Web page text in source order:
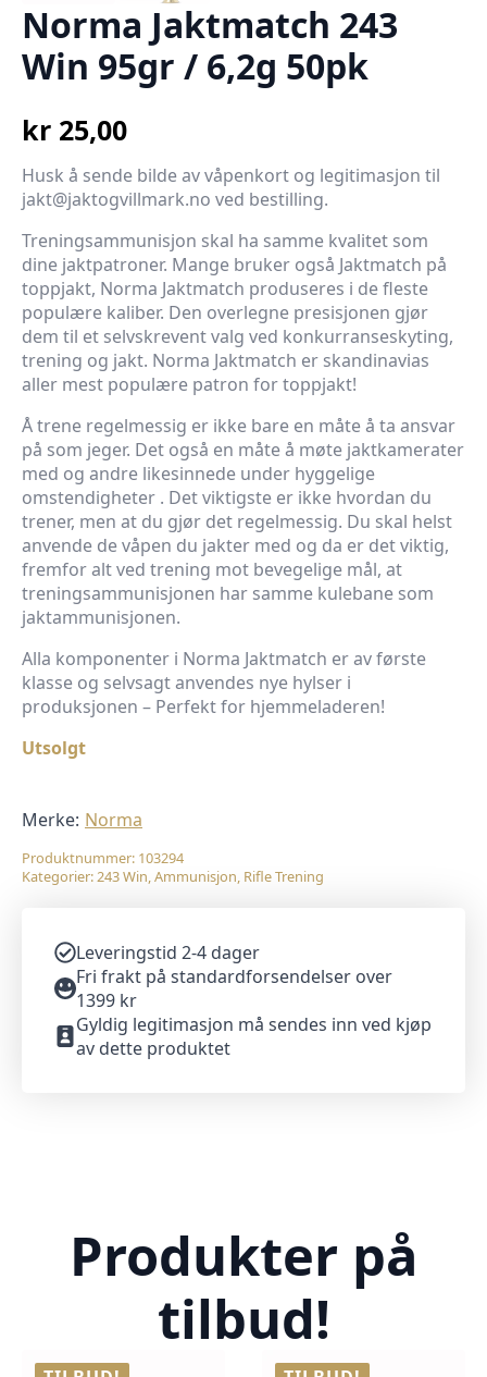
Norma Jaktmatch 243
Win 95gr / 6,2g 50pk
kr 25,00
Husk å sende bilde av våpenkort og legitimasjon til
jakt@jaktogvillmark.no ved bestilling.
Treningsammunisjon skal ha samme kvalitet som
dine jaktpatroner. Mange bruker også Jaktmatch på
toppjakt, Norma Jaktmatch produseres i de fleste
populære kaliber. Den overlegne presisjonen gjør
dem til et selvskrevent valg ved konkurranseskyting,
trening og jakt. Norma Jaktmatch er skandinavias
aller mest populære patron for toppjakt!
Å trene regelmessig er ikke bare en måte å ta ansvar
på som jeger. Det også en måte å møte jaktkamerater
med og andre likesinnede under hyggelige
omstendigheter . Det viktigste er ikke hvordan du
trener, men at du gjør det regelmessig. Du skal helst
anvende de våpen du jakter med og da er det viktig,
fremfor alt ved trening mot bevegelige mål, at
trenings­ammunisjonen har samme kulebane som
jaktammunisjonen.
Alla komponenter i Norma Jaktmatch er av første
klasse og selvsagt anvendes nye hylser i
produksjonen – Perfekt for hjemmeladeren!
Utsolgt
Merke: Norma
Produktnummer: 103294
Kategorier:243 Win,Ammunisjon, Rifle Trening
Leveringstid 2-4 dager
Fri frakt på standardforsendelser over
1399 kr
Gyldig legitimasjon må sendes inn ved kjøp
av dette produktet
Produkter på
tilbud!